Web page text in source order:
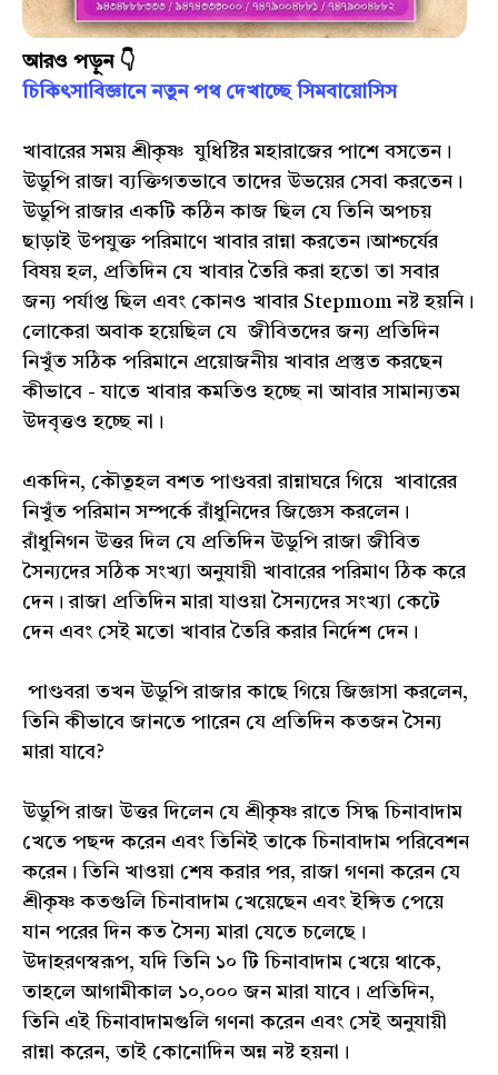
আরও পড়ুন 👇
চিকিৎসাবিজ্ঞানে নতুন পথ দেখাচ্ছে সিমবায়োসিস
খাবারের সময় শ্রীকৃষ্ণ যুধিষ্টির মহারাজের পাশে বসতেন।
উডুপি রাজা ব্যক্তিগতভাবে তাদের উভয়ের সেবা করতেন।
উডুপি রাজার একটি কঠিন কাজ ছিল যে তিনি অপচয়
ছাড়াই উপযুক্ত পরিমাণে খাবার রান্না করতেন।আশ্চর্যের
বিষয় হল, প্রতিদিন যে খাবার তৈরি করা হতো তা সবার
জন্য পর্যাপ্ত ছিল এবং কোনও খাবার Stepmom নষ্ট হয়নি।
লোকেরা অবাক হয়েছিল যে জীবিতদের জন্য প্রতিদিন
নিখুঁত সঠিক পরিমানে প্রয়োজনীয় খাবার প্রস্তুত করছেন
কীভাবে - যাতে খাবার কমতিও হচ্ছে না আবার সামান্যতম
উদবৃত্তও হচ্ছে না।
একদিন, কৌতূহল বশত পাণ্ডবরা রান্নাঘরে গিয়ে খাবারের
নিখুঁত পরিমান সম্পর্কে রাঁধুনিদের জিজ্ঞেস করলেন।
রাঁধুনিগন উত্তর দিল যে প্রতিদিন উডুপি রাজা জীবিত
সৈন্যদের সঠিক সংখ্যা অনুযায়ী খাবারের পরিমাণ ঠিক করে
দেন। রাজা প্রতিদিন মারা যাওয়া সৈন্যদের সংখ্যা কেটে
দেন এবং সেই মতো খাবার তৈরি করার নির্দেশ দেন।
পাণ্ডবরা তখন উডুপি রাজার কাছে গিয়ে জিজ্ঞাসা করলেন,
তিনি কীভাবে জানতে পারেন যে প্রতিদিন কতজন সৈন্য
মারা যাবে?
উডুপি রাজা উত্তর দিলেন যে শ্রীকৃষ্ণ রাতে সিদ্ধ চিনাবাদাম
খেতে পছন্দ করেন এবং তিনিই তাকে চিনাবাদাম পরিবেশন
করেন। তিনি খাওয়া শেষ করার পর, রাজা গণনা করেন যে
শ্রীকৃষ্ণ কতগুলি চিনাবাদাম খেয়েছেন এবং ইঙ্গিত পেয়ে
যান পরের দিন কত সৈন্য মারা যেতে চলেছে।
উদাহরণস্বরূপ, যদি তিনি ১০ টি চিনাবাদাম খেয়ে থাকে,
তাহলে আগামীকাল ১০,০০০ জন মারা যাবে। প্রতিদিন,
তিনি এই চিনাবাদামগুলি গণনা করেন এবং সেই অনুযায়ী
রান্না করেন, তাই কোনোদিন অন্ন নষ্ট হয়না।